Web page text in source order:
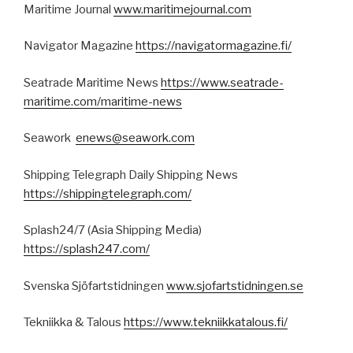
Maritime Journal www.maritimejournal.com
Navigator Magazine https://navigatormagazine.fi/
Seatrade Maritime News https://www.seatrade-
maritime.com/maritime-news
Seawork enews@seawork.com
Shipping Telegraph Daily Shipping News
https://shippingtelegraph.com/
Splash24/7 (Asia Shipping Media)
https://splash247.com/
Svenska Sjöfartstidningen www.sjofartstidningen.se
Tekniikka & Talous https://www.tekniikkatalous.fi/